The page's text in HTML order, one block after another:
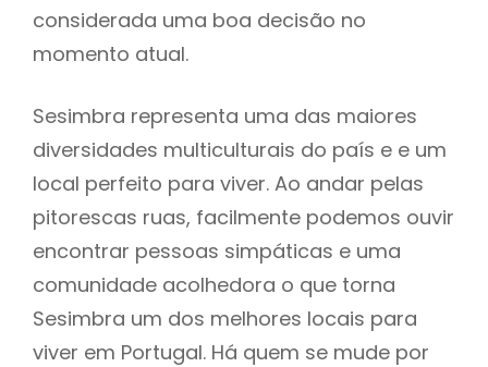
considerada uma boa decisão no
momento atual.
Sesimbra representa uma das maiores
diversidades multiculturais do país e e um
local perfeito para viver. Ao andar pelas
pitorescas ruas, facilmente podemos ouvir
encontrar pessoas simpáticas e uma
comunidade acolhedora o que torna
Sesimbra um dos melhores locais para
viver em Portugal. Há quem se mude por